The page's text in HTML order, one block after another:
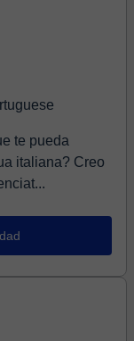
italiana? Creo
la licenciat...